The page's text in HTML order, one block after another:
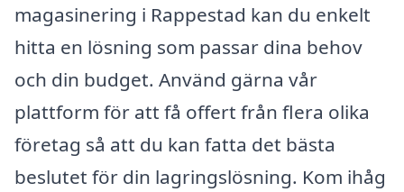
magasinering i Rappestad kan du enkelt
hitta en lösning som passar dina behov
och din budget. Använd gärna vår
plattform för att få offert från flera olika
företag så att du kan fatta det bästa
beslutet för din lagringslösning. Kom ihåg